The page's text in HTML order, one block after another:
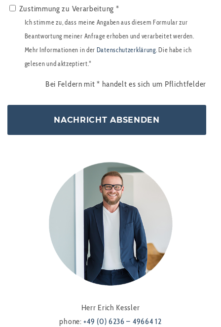
Zustimmung zu Verarbeitung *
Ich stimme zu, dass meine Angaben aus diesem Formular zur
Beantwortung meiner Anfrage erhoben und verarbeitet werden.
Mehr Informationen in der Datenschutzerklärung. Die habe ich
gelesen und aktzeptiert.*
Bei Feldern mit* handelt es sich um Pflichtfelder
Herr Erich Kessler
phone:+49 (0) 6236 – 49664 12